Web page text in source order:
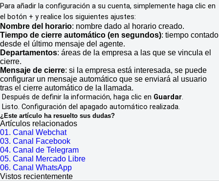
Para añadir la configuración a su cuenta, simplemente haga clic en
el botón + y realice los siguientes ajustes:
Nombre del horario: nombre dado al horario creado.
Tiempo de cierre automático (en segundos): tiempo contado
desde el último mensaje del agente.
Departamentos: áreas de la empresa a las que se vincula el
cierre.
Mensaje de cierre: si la empresa está interesada, se puede
configurar un mensaje automático que se enviará al usuario
tras el cierre automático de la llamada.
Después de definir la información, haga clic en Guardar
Listo. Configuración del apagado automático realizada.
¿Este artículo ha resuelto sus dudas?
Artículos relacionados
01. Canal Webchat
03. Canal Facebook
04. Canal de Telegram
05. Canal Mercado Libre
06. Canal WhatsApp
Vistos recientemente